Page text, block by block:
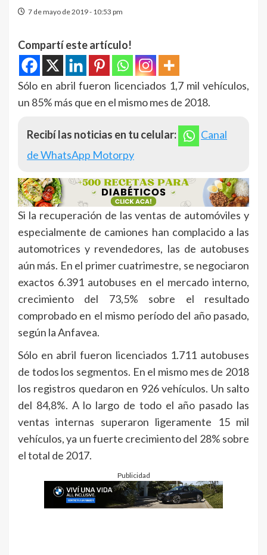
7 de mayo de 2019 - 10:53 pm
Compartí este artículo!
Sólo en abril fueron licenciados 1,7 mil vehículos,
un 85% más que en el mismo mes de 2018.
Recibí las noticias en tu celular:
Canal
de WhatsApp Motorpy
Si la recuperación de las ventas de automóviles y
especialmente de camiones han complacido a las
automotrices y revendedores, las de autobuses
aún más. En el primer cuatrimestre, se negociaron
exactos 6.391 autobuses en el mercado interno,
crecimiento del 73,5% sobre el resultado
comprobado en el mismo período del año pasado,
según la Anfavea.
Sólo en abril fueron licenciados 1.711 autobuses
de todos los segmentos. En el mismo mes de 2018
los registros quedaron en 926 vehículos. Un salto
del 84,8%. A lo largo de todo el año pasado las
ventas internas superaron ligeramente 15 mil
vehículos, ya un fuerte crecimiento del 28% sobre
el total de 2017.
Publicidad